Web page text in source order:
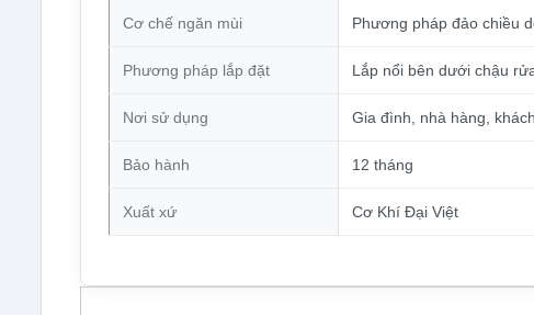
Cơ chế ngăn mùi Phương pháp đảo chiều
Phương pháp lắp đặt Lắp nổi bên dưới chậu
Nơi sử dụng Gia đình, nhà hàng,
Bảo hành 12 tháng
Xuất xứ Cơ Khí Đại Việt